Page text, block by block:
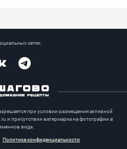
сетях:
при условии размещения активной
и присутствии ватермарка на фотографии в
виде.
Политика конфиденциальности